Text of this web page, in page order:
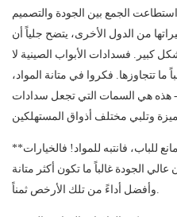
الجمع بين الجودة والتصميم
من الدول الأخرى، يتضح جلياً أن
كبير. فسدادات الأبواب الصينية لا
ما تتجاوزها. فكروا في متانة المواد،
- هذه هي السمات التي تجعل سدادات
**نصيحة سريعة:** إذا كنت تبحث عن مانع للباب، فانتبه للمواد! فالخيارات
الجودة غالباً ما تكون أكثر متانة
وأفضل أداءً من تلك الأرخص ثمناً.